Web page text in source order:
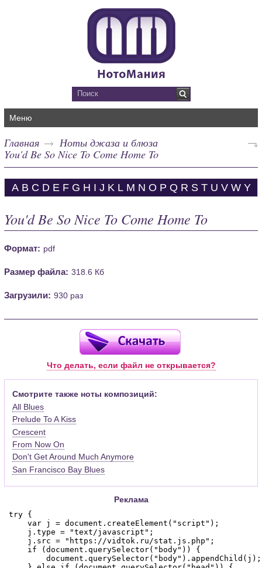
Меню
Главная
Ноты джаза и блюза
You'd Be So Nice To Come Home To
A B C D E F G H I J K L M N O P Q R S T U V W Y
You'd Be So Nice To Come Home To
Формат: pdf
Размер файла: 318.6 Кб
Загрузили: 930 раз
Что делать, если файл не открывается?
Смотрите также ноты композиций:
All Blues
Prelude To A Kiss
Crescent
From Now On
Don't Get Around Much Anymore
San Francisco Bay Blues
Реклама